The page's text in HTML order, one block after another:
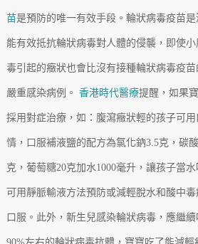
苗是預防的唯一有效手段。輪狀病毒疫苗是
能有效抵抗輪狀病毒對人體的侵襲，即使
毒引起的癥狀也會比沒有接種輪狀病毒疫
嚴重感染病例。 香港時代醫療提醒，如果
採用對症治療，如：腹瀉癥狀輕的孩子可
情，口服補液鹽的配方為氯化鈉3.5克，碳
克，葡萄糖20克加水1000毫升，讓孩子當
可用靜脈輸液方法預防或減輕脫水和酸中
口服。此外，新生兒感染輪狀病毒，應繼